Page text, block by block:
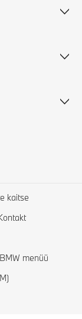
kaitse
BMW menüü